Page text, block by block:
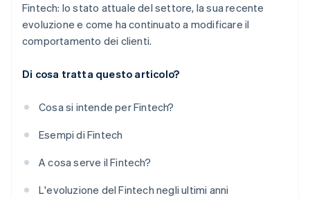
Fintech: lo stato attuale del settore, la sua recente
evoluzione e come ha continuato a modificare il
comportamento dei clienti.
Di cosa tratta questo articolo?
Cosa si intende per Fintech?
Esempi di Fintech
A cosa serve il Fintech?
L'evoluzione del Fintech negli ultimi anni